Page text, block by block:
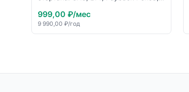
показывает, как изменения влияют
на экономику продукта.
999,00 ₽/мес
9 990,00 ₽/год